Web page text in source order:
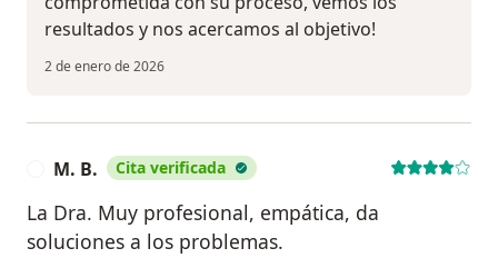
resultados y nos acercamos al objetivo!
2 de enero de 2026
M. B. Cita verificada
La Dra. Muy profesional, empática, da
soluciones a los problemas.